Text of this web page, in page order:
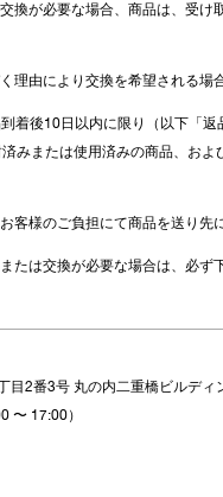
換が必要な場合、商品は、受
理由により交換を希望される
着後10日以内に限り（以下「
みまたは使用済みの商品、お
客様のご負担にて商品を送り
たは交換が必要な場合は、必
目2番3号 丸の内二重橋ビルディ
〜 17:00）